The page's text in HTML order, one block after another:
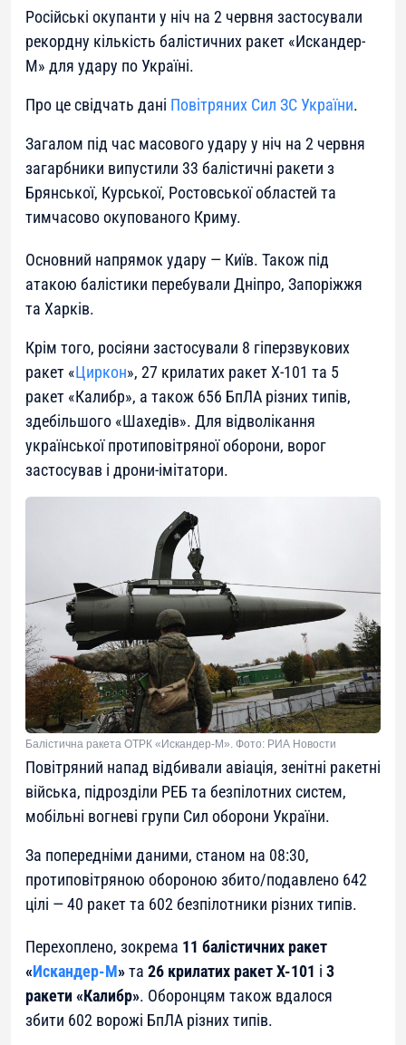
Російські окупанти у ніч на 2 червня застосували
рекордну кількість балістичних ракет «Искандер-
М» для удару по Україні.
Про це свідчать дані Повітряних Сил ЗС України.
Загалом під час масового удару у ніч на 2 червня
загарбники випустили 33 балістичні ракети з
Брянської, Курської, Ростовської областей та
тимчасово окупованого Криму.
Основний напрямок удару — Київ. Також під
атакою балістики перебували Дніпро, Запоріжжя
та Харків.
Крім того, росіяни застосували 8 гіперзвукових
ракет «Циркон», 27 крилатих ракет Х-101 та 5
ракет «Калибр», а також 656 БпЛА різних типів,
здебільшого «Шахедів». Для відволікання
української протиповітряної оборони, ворог
застосував і дрони-імітатори.
Балістична ракета ОТРК «Искандер-М». Фото: РИА Новости
Повітряний напад відбивали авіація, зенітні ракетні
війська, підрозділи РЕБ та безпілотних систем,
мобільні вогневі групи Сил оборони України.
За попередніми даними, станом на 08:30,
протиповітряною обороною збито/подавлено 642
цілі — 40 ракет та 602 безпілотники різних типів.
Перехоплено, зокрема 11 балістичних ракет
«Искандер-М»та 26 крилатих ракет Х-101 і 3
ракети «Калибр». Оборонцям також вдалося
збити 602 ворожі БпЛА різних типів.